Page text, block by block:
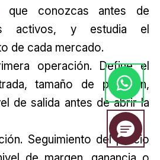
que conozcas antes de
activos, y estudia el
de cada mercado.
operación. Define el
tamaño de posición,
de salida antes de abrir la
Seguimiento del precio